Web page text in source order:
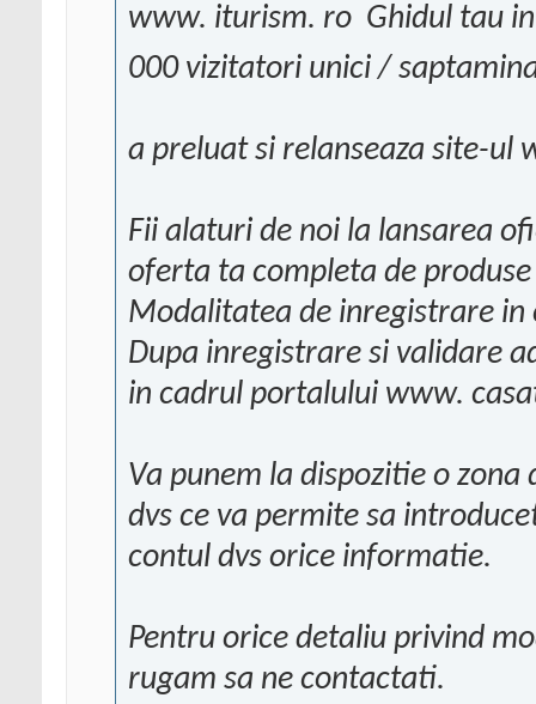
www. iturism. ro  Ghidul tau
000 vizitatori unici /
a preluat si relanseaza site-ul
Fii alaturi de noi la lansarea
oferta ta completa de
Modalitatea de inregistrare in
Dupa inregistrare si validare
in cadrul portalului www.
Va punem la dispozitie o
dvs ce va permite sa
contul dvs orice informatie.
Pentru orice detaliu privind
rugam sa ne contactati.